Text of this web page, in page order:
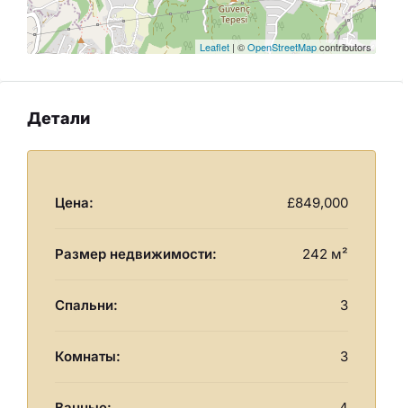
Leaflet | ©OpenStreetMapcontributors
Детали
Цена: £849,000
Размер недвижимости: 242 м²
Спальни: 3
Комнаты: 3